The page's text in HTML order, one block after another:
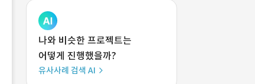
나와 비슷한 프로젝트는
어떻게 진행했을까?
유사사례 검색 AI